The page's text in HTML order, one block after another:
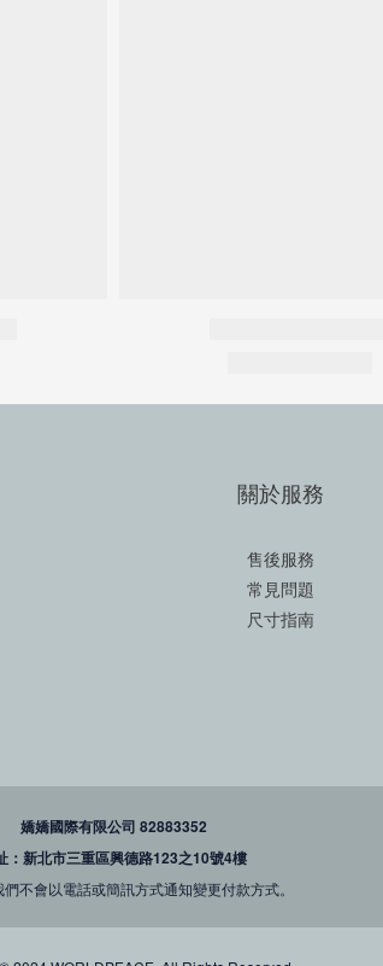
關於服務
售後服務
常見問題
尺寸指南
嬌嬌國際有限公司 82883352
：新北市三重區興德路123之10號4樓
不會以電話或簡訊方式通知變更付款方式。